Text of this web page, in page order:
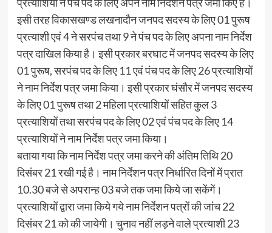
इसी तरह विकासखण्ड लखनादौन जनपद सदस्य के लिए 01 पुरूष
प्रत्याशी एवं 4 ने सरपंच तथा 9 ने पंच पद के लिए अपना नाम निर्देश
पत्र दाखिल किया है। इसी प्रकार बरघाट में जनपद सदस्य के लिए
01 पुरूष, सरपंच पद के लिए 11 एवं पंच पद के लिए 26 प्रत्याशियों
ने नाम निर्देश पत्र जमा किया। इसी प्रकार घंसौर में जनपद सदस्य
के लिए 01 पुरूष तथा 2 महिला प्रत्याशियों सहित कुल 3
प्रत्याशियों तथा सरपंच पद के लिए 02 एवं पंच पद के लिए 14
प्रत्याशियों ने नाम निर्देश पत्र जमा किया।
बताया गया कि नाम निर्देश पत्र जमा करने की अंतिम तिथि 20
दिसंबर 21 रखी गई है। नाम निर्देशन पत्र निर्धारित दिनों में प्रात
10.30 बजे से अपरान्ह 03 बजे तक जमा किये जा सकेंगें।
प्रत्याशियों द्वारा जमा किये गये नाम निर्देशन पत्रों की जांच 22
दिसंबर 21 को की जायेगी। चुनाव नहीं लड़ने वाले प्रत्याशी 23